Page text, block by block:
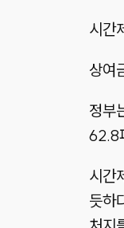
시간
상여
정부
62.8
시간
듯하